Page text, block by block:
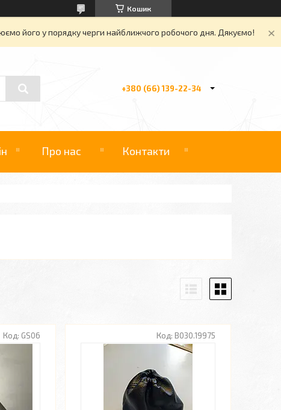
Кошик
його у порядку черги найближчого робочого дня. Дякуємо!
+380 (66) 139-22-34
Про нас Контакти
GS06 B030.19975